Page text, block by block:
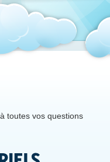
toutes vos questions